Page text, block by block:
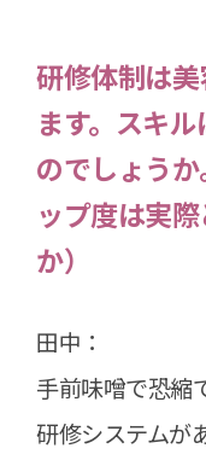
研修体制は
ます。スキ
のでしょう
ップ度は実
か）
田中：
手前味噌で恐縮
研修システムが